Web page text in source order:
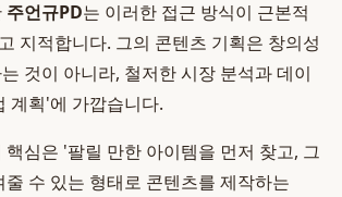
주언규PD는 이러한 접근 방식이 근본적
지적합니다. 그의 콘텐츠 기획은 창의성
것이 아니라, 철저한 시장 분석과 데이
계획'에 가깝습니다.
핵심은 '팔릴 만한 아이템을 먼저 찾고, 그
줄 수 있는 형태로 콘텐츠를 제작하는